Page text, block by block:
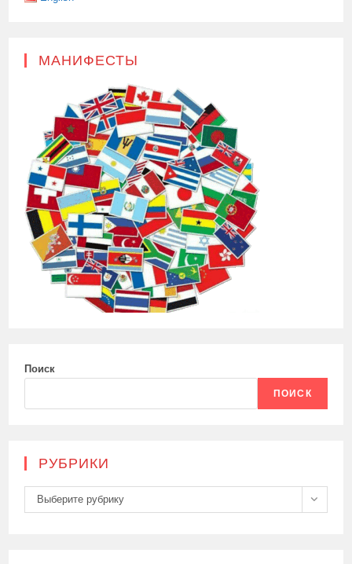
МАНИФЕСТЫ
Поиск
ПОИСК
РУБРИКИ
Рубрики
Выберите рубрику